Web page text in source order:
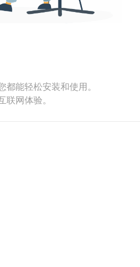
能轻松安装和使用。
网体验。